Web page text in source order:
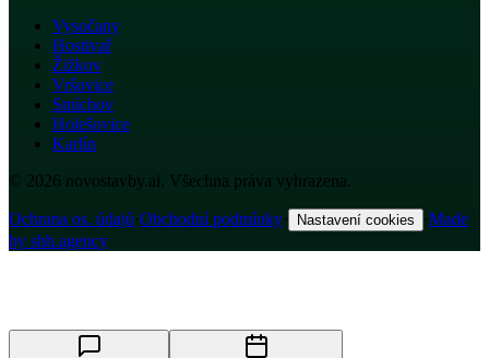
Vysočany
Hostivař
Žižkov
Vršovice
Smíchov
Holešovice
Karlín
© 2026 novostavby.ai. Všechna práva vyhrazena.
Ochrana os. údajů·Obchodní podmínky· Nastavení cookies ·Made
by shh.agency